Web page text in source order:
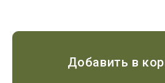
Добавить в